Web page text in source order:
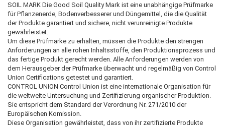
SOIL MARK Die Good Soil Quality Mark ist eine unabhängige Prüfmarke
für Pflanzenerde, Bodenverbesserer und Düngemittel, die die Qualität
der Produkte garantiert und sichere, nicht verunreinigte Produkte
gewährleistet.
Um diese Prüfmarke zu erhalten, müssen die Produkte den strengen
Anforderungen an alle rohen Inhaltsstoffe, den Produktionsprozess und
das fertige Produkt gerecht werden. Alle Anforderungen werden von
dem Herausgeber der Prüfmarke überwacht und regelmäßig von Control
Union Certifications getestet und garantiert.
CONTROL UNION Control Union ist eine internationale Organisation für
die weltweite Untersuchung und Zertifizierung organischer Produktion.
Sie entspricht dem Standard der Verordnung Nr. 271/2010 der
Europäischen Komission.
Diese Organisation gewährleistet, dass von ihr zertifizierte Produkte